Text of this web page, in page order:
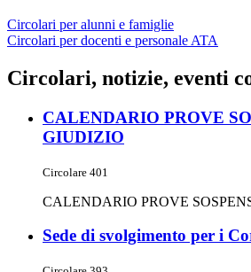
Circolari per alunni e famiglie
Circolari per docenti e personale ATA
Circolari, notizie, eventi
CALENDARIO PROVE
GIUDIZIO
Circolare 401
CALENDARIO PROVE
Sede di svolgimento per i